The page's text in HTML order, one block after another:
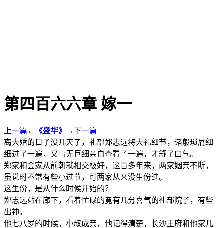
第四百六六章 嫁一
上一篇 ← 《盛华》 →下一篇
离大婚的日子没几天了，礼部郑志远将大礼细节，诸般琐屑细
细过了一遍，又事无巨细亲自查看了一遍，才舒了口气。
郑家和金家从前朝就相交极好，这百多年来，两家姻亲不断，
虽说时不常有些小过节，可两家从来没生份过。
这生份，是从什么时候开始的？
郑志远站在廊下，看着忙碌的竟有几分喜气的礼部院子，有些
出神。
他七八岁的时候，小叔成亲，他记得清楚，长沙王府和他家几